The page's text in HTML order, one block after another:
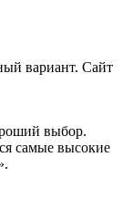
вариант. Сайт
выбор.
самые высокие